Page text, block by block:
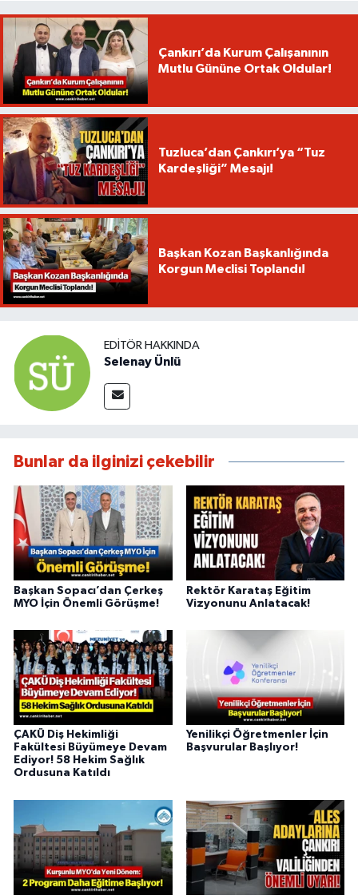
Çankırı’da Kurum Çalışanının
Mutlu Gününe Ortak Oldular!
Tuzluca’dan Çankırı’ya “Tuz
Kardeşliği” Mesajı!
Başkan Kozan Başkanlığında
Korgun Meclisi Toplandı!
EDITÖR HAKKINDA
Selenay Ünlü
Bunlar da ilginizi çekebilir
Başkan Sopacı’dan Çerkeş
MYO İçin Önemli Görüşme!
Rektör Karataş Eğitim
Vizyonunu Anlatacak!
ÇAKÜ Diş Hekimliği
Fakültesi Büyümeye Devam
Ediyor! 58 Hekim Sağlık
Ordusuna Katıldı
Yenilikçi Öğretmenler İçin
Başvurular Başlıyor!